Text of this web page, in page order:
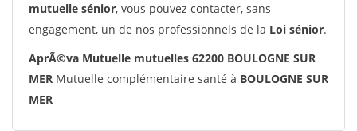
mutuelle sénior, vous pouvez contacter, sans
engagement, un de nos professionnels de la Loi sénior.
AprÃ©va Mutuelle mutuelles 62200 BOULOGNE SUR
MER Mutuelle complémentaire santé à BOULOGNE SUR
MER